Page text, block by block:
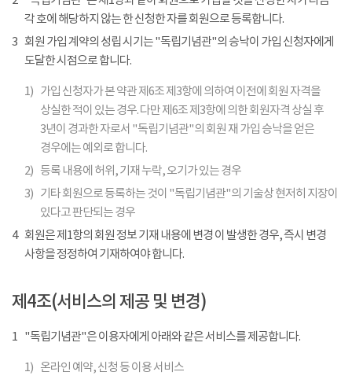
각 호에 해당하지 않는 한 신청한 자를 회원으로 등록합니다.
3 회원 가입 계약의 성립 시기는 "독립기념관"의 승낙이 가입 신청자에게
도달한 시점으로 합니다.
1) 가입 신청자가 본 약관 제6조 제3항에 의하여 이전에 회원 자격을
상실한 적이 있는 경우. 다만 제6조 제3항에 의한 회원자격 상실 후
3년이 경과한 자로서 "독립기념관"의 회원 재 가입 승낙을 얻은
경우에는 예외로 합니다.
2) 등록 내용에 허위, 기재 누락, 오기가 있는 경우
3) 기타 회원으로 등록하는 것이 "독립기념관"의 기술상 현저히 지장이
있다고 판단되는 경우
4
회원은 제1항의 회원 정보 기재 내용에 변경 이 발생한 경우, 즉시 변경
사항을 정정하여 기재하여야 합니다.
제4조(서비스의 제공 및 변경)
1 "독립기념관"은 이용자에게 아래와 같은 서비스를 제공합니다.
1) 온라인 예약, 신청 등 이용 서비스